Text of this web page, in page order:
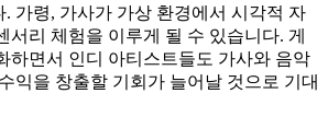
가령, 가사가 가상 환경에서 시각적 자
서리 체험을 이루게 될 수 있습니다. 게
하면서 인디 아티스트들도 가사와 음악
익을 창출할 기회가 늘어날 것으로 기대